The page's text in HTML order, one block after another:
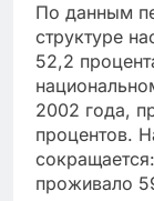
По данным
структуре
52,2
2002 года,
процентов.
проживало